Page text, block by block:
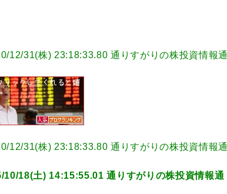
12/31(株) 23:18:33.80 通りすがりの株投資情報通
12/31(株) 23:18:33.80 通りすがりの株投資情報通
10/18(土) 14:15:55.01 通りすがりの株投資情報通